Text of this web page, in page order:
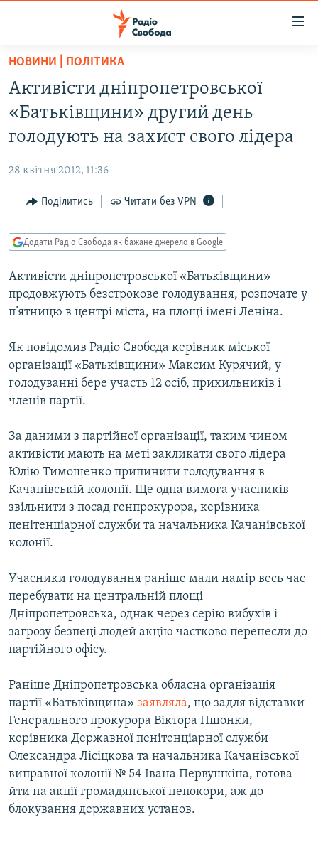
Перейти
основного
матеріалу
до
основної
Перейти
до
пошуку
СУСПІЛЬСТВО
УКРАЇНА
РОСІЙСЬКА «ФІЛЬТРАЦІЯ»
ДОНБАС.РЕАЛІЇ
ТИ ЯК?
СХЕМИ
КИТАЙ.ВИКЛИКИ
ФОТО
СПЕЦПРОЄКТИ
ПОДКАСТИ
РУС
УКР
Усі сайти RFE/RL
НОВИНИ | ПОЛІТИКА
Активісти дніпропетровської
«Батьківщини» другий день
голодують на захист свого лідера
28 квітня 2012, 11:36
Поділитись Читати без VPN
Додати Радіо Свобода як бажане джерело в Google
Активісти дніпропетровської «Батьківщини»
продовжують безстрокове голодування, розпочате у
п’ятницю в центрі міста, на площі імені Леніна.
Як повідомив Радіо Свобода керівник міської
організації «Батьківщини» Максим Курячий, у
голодуванні бере участь 12 осіб, прихильників і
членів партії.
За даними з партійної організації, таким чином
активісти мають на меті закликати свого лідера
Юлію Тимошенко припинити голодування в
Качанівській колонії. Ще одна вимога учасників –
звільнити з посад генпрокурора, керівника
пенітенціарної служби та начальника Качанівської
колонії.
Учасники голодування раніше мали намір весь час
перебувати на центральній площі
Дніпропетровська, однак через серію вибухів і
загрозу безпеці людей акцію частково перенесли до
партійного офісу.
Раніше Дніпропетровська обласна організація
партії «Батьківщина» заявляла, що задля відставки
Генерального прокурора Віктора Пшонки,
керівника Державної пенітенціарної служби
Олександра Лісіцкова та начальника Качанівської
виправної колонії № 54 Івана Первушкіна, готова
йти на акції громадянської непокори, аж до
блокування державних установ.